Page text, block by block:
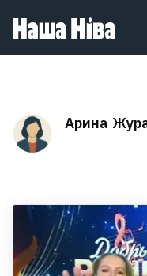
Арина